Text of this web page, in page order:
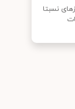
نسبتا